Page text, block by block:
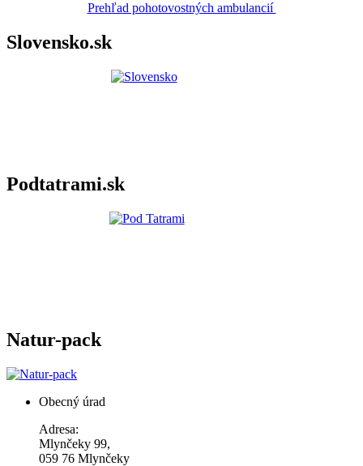
Prehľad pohotovostných ambulancií
Slovensko.sk
Podtatrami.sk
Natur-pack
Obecný úrad
Adresa:
Mlynčeky 99,
059 76 Mlynčeky